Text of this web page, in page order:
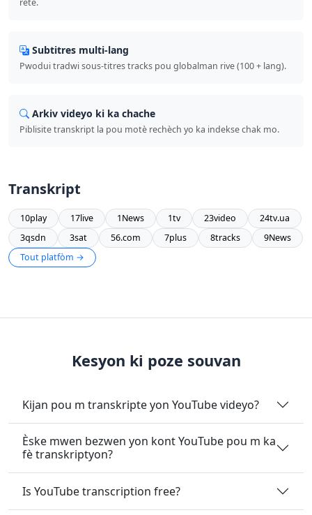
rete.
Subtitres multi-lang
Pwodui tradwi sous-titres tracks pou globalman rive (100 + lang).
Arkiv videyo ki ka chache
Piblisite transkript la pou motè rechèch yo ka indekse chak mo.
Transkript
10play 17live 1News 1tv 23video
24tv.ua
3qsdn
3sat 56.com 7plus 8tracks
9News
Tout platfòm →
Kesyon ki poze souvan
Kijan pou m transkripte yon YouTube videyo?
Èske mwen bezwen yon kont YouTube pou m ka
fè transkriptyon?
Is YouTube transcription free?